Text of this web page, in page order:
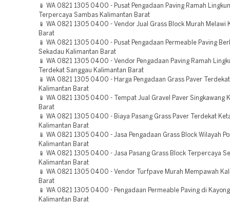
📱 WA 0821 1305 0400 - Pusat Pengadaan Paving Ramah
Terpercaya Sambas Kalimantan Barat
📱 WA 0821 1305 0400 - Vendor Jual Grass Block Murah Melawi
Barat
📱 WA 0821 1305 0400 - Pusat Pengadaan Permeable Paving
Sekadau Kalimantan Barat
📱 WA 0821 1305 0400 - Vendor Pengadaan Paving Ramah
Terdekat Sanggau Kalimantan Barat
📱 WA 0821 1305 0400 - Harga Pengadaan Grass Paver
Kalimantan Barat
📱 WA 0821 1305 0400 - Tempat Jual Gravel Paver Singkawang
Barat
📱 WA 0821 1305 0400 - Biaya Pasang Grass Paver Terdekat
Kalimantan Barat
📱 WA 0821 1305 0400 - Jasa Pengadaan Grass Block Wilayah
Kalimantan Barat
📱 WA 0821 1305 0400 - Jasa Pasang Grass Block Terpercaya
Kalimantan Barat
📱 WA 0821 1305 0400 - Vendor Turfpave Murah Mempawah
Barat
📱 WA 0821 1305 0400 - Pengadaan Permeable Paving di
Kalimantan Barat